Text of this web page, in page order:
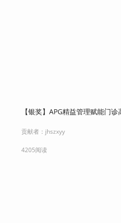
【银奖】APG精益管理赋能门
贡献者： jhszxyy
4205阅读